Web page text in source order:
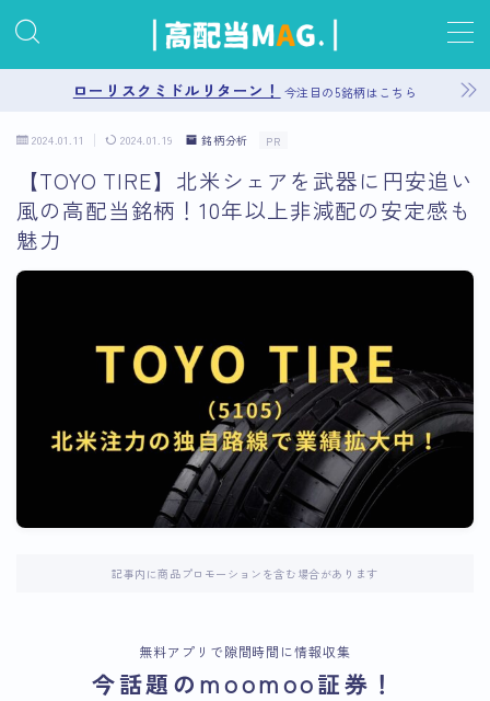
お問い合わせ
プライバシーポリシー
運営者情報
ローリスクミドルリターン！ 今注目の5銘柄はこちら
2024.01.11 2024.01.19 銘柄分析 PR
【TOYO TIRE】北米シェアを武器に円安追い
風の高配当銘柄！10年以上非減配の安定感も
魅力
記事内に商品プロモーションを含む場合があります
無料アプリで隙間時間に情報収集
今話題のmoomoo証券！